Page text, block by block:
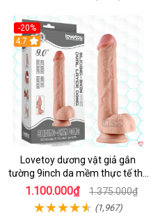
-20%
Hot
4.7
Lovetoy dương vật giả gắn
tường 9inch da mềm thực tế thú
vị
1.100.000₫ 1.375.000₫
(1,967)